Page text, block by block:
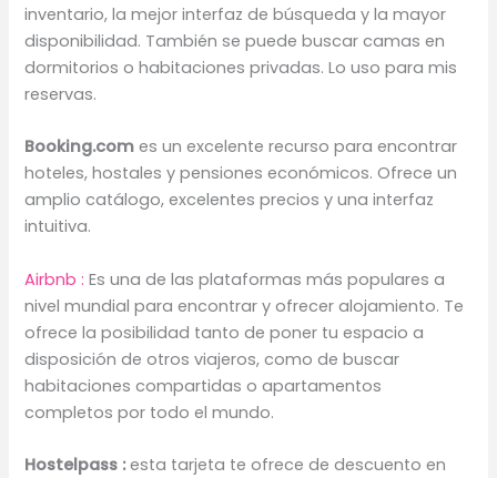
inventario, la mejor interfaz de búsqueda y la mayor
disponibilidad. También se puede buscar camas en
dormitorios o habitaciones privadas. Lo uso para mis
reservas.
Booking.com es un excelente recurso para encontrar
hoteles, hostales y pensiones económicos. Ofrece un
amplio catálogo, excelentes precios y una interfaz
intuitiva.
Airbnb : Es una de las plataformas más populares a
nivel mundial para encontrar y ofrecer alojamiento. Te
ofrece la posibilidad tanto de poner tu espacio a
disposición de otros viajeros, como de buscar
habitaciones compartidas o apartamentos
completos por todo el mundo.
Hostelpass :esta tarjeta te ofrece de descuento en